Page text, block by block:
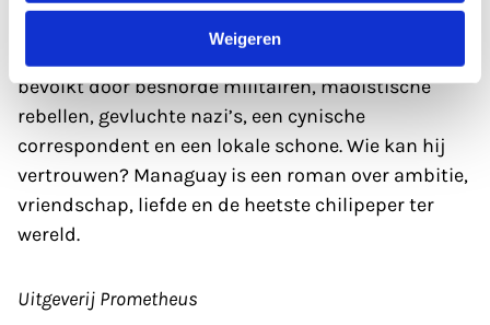
Weigeren
journalist worden en hoopt er op een Grote
bevolkt door besnorde militairen, maoïstische
rebellen, gevluchte nazi’s, een cynische
correspondent en een lokale schone. Wie kan hij
vertrouwen? Managuay is een roman over ambitie,
vriendschap, liefde en de heetste chilipeper ter
wereld.
Uitgeverij Prometheus­